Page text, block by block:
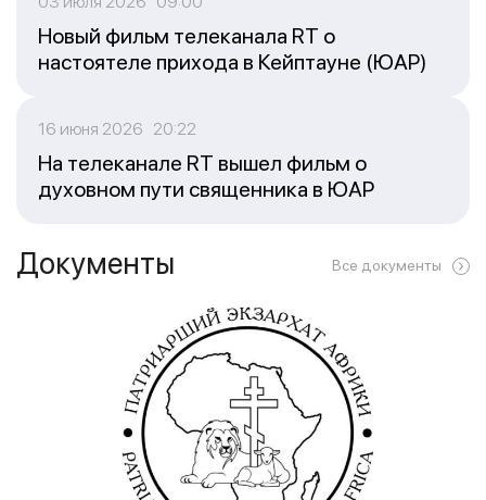
Новый фильм телеканала RT о
настоятеле прихода в Кейптауне (ЮАР)
16 июня 2026 20:22
На телеканале RT вышел фильм о
духовном пути священника в ЮАР
Документы Все документы